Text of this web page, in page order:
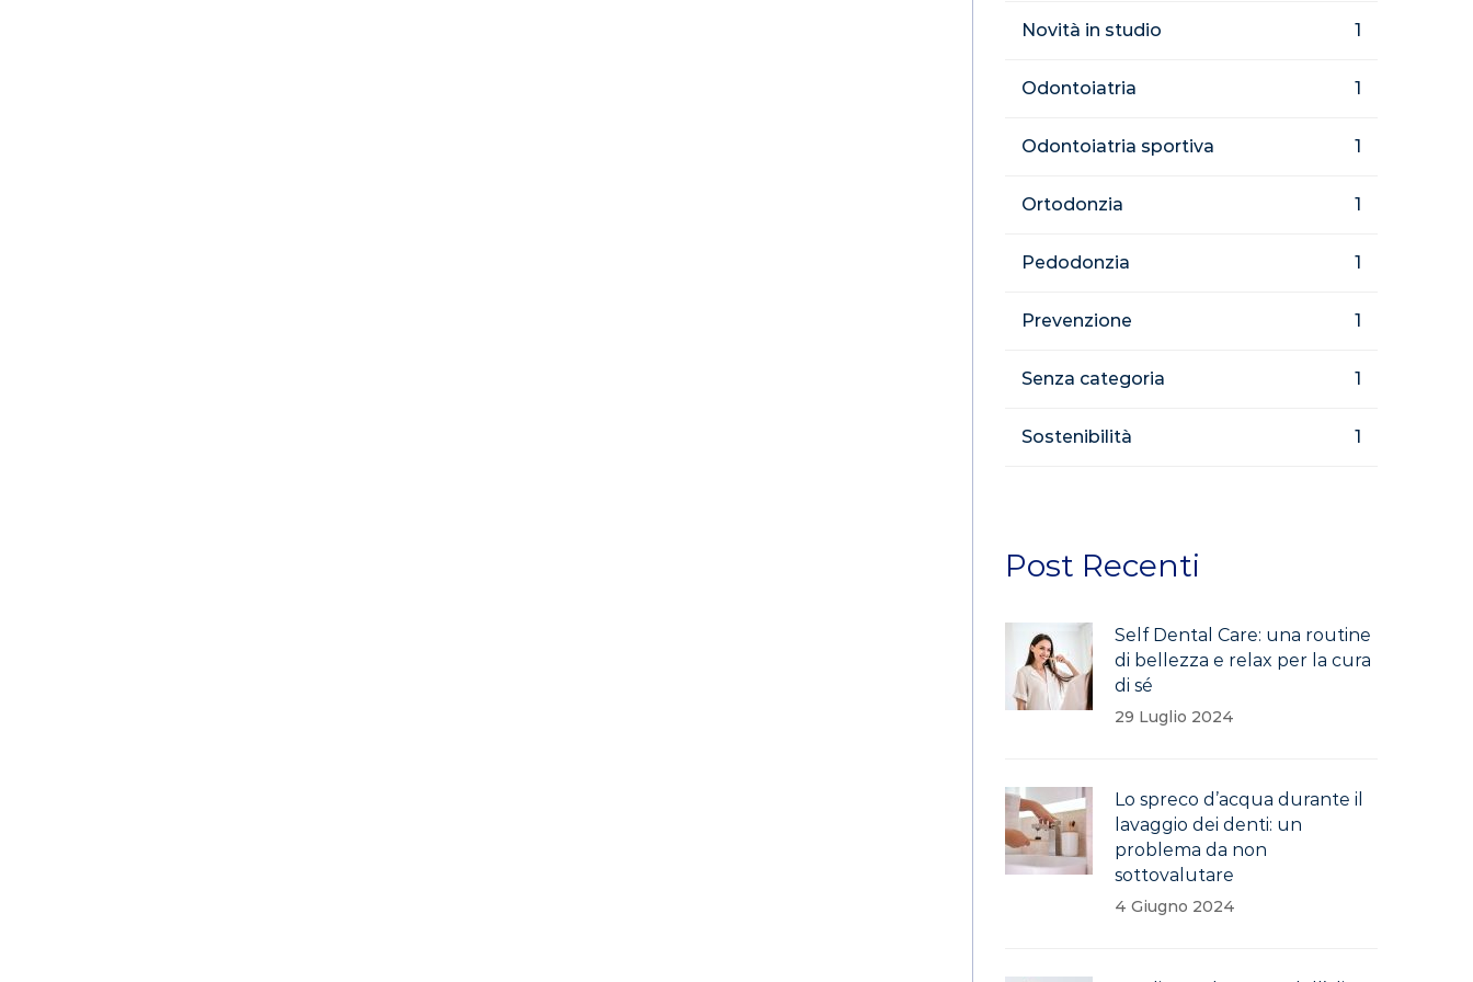
Novità in studio 1
Odontoiatria 1
Odontoiatria sportiva 1
Ortodonzia 1
Pedodonzia 1
Prevenzione 1
Senza categoria 1
Sostenibilità 1
Post Recenti
Self Dental Care: una routine
di bellezza e relax per la cura
di sé
29 Luglio 2024
Lo spreco d’acqua durante il
lavaggio dei denti: un
problema da non
sottovalutare
4 Giugno 2024